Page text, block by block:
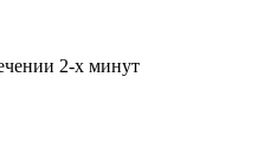
2-х минут